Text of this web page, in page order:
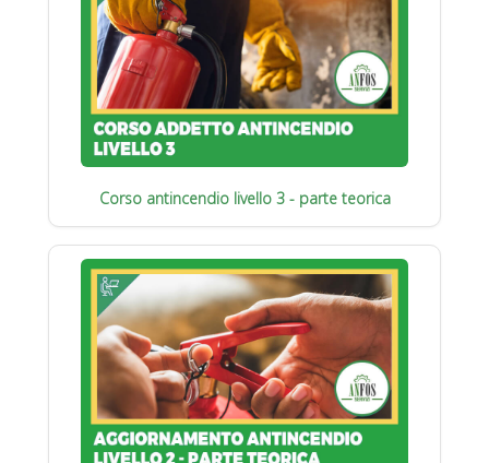
Corso antincendio livello 3 - parte teorica